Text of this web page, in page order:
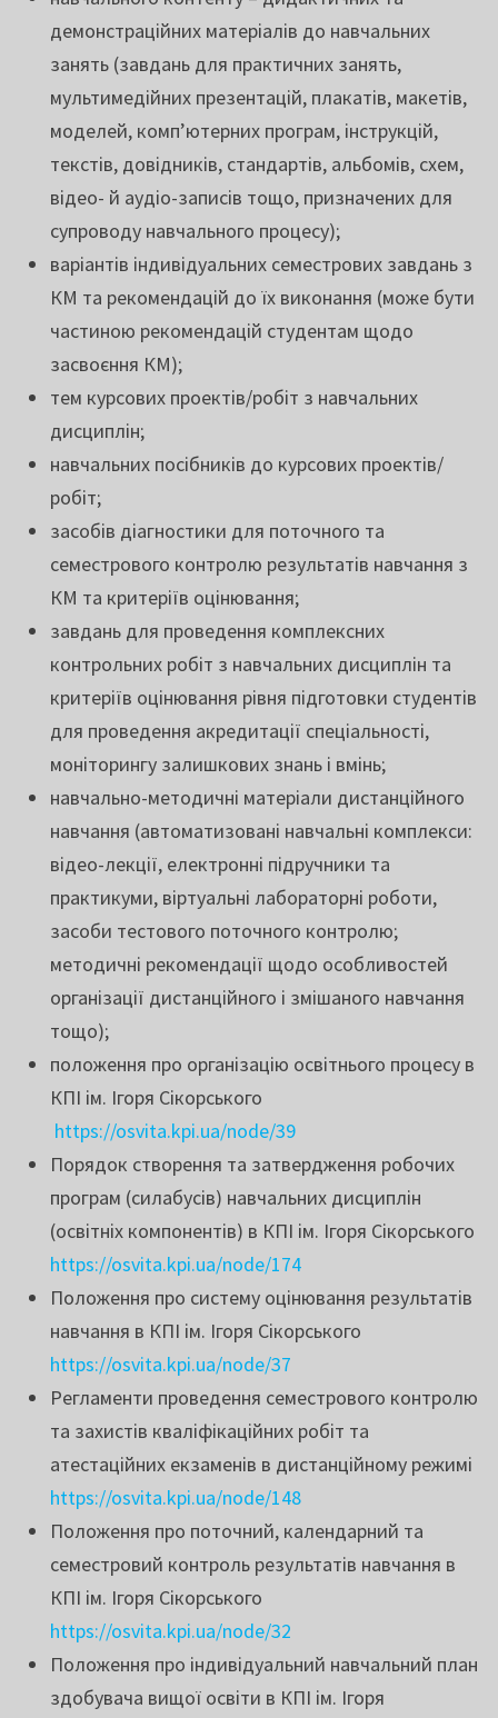
демонстраційних матеріалів до навчальних
занять (завдань для практичних занять,
мультимедійних презентацій, плакатів, макетів,
моделей, комп’ютерних програм, інструкцій,
текстів, довідників, стандартів, альбомів, схем,
відео- й аудіо-записів тощо, призначених для
супроводу навчального процесу);
варіантів індивідуальних семестрових завдань з
КМ та рекомендацій до їх виконання (може бути
частиною рекомендацій студентам щодо
засвоєння КМ);
тем курсових проектів/робіт з навчальних
дисциплін;
навчальних посібників до курсових проектів/
робіт;
засобів діагностики для поточного та
семестрового контролю результатів навчання з
КМ та критеріїв оцінювання;
завдань для проведення комплексних
контрольних робіт з навчальних дисциплін та
критеріїв оцінювання рівня підготовки студентів
для проведення акредитації спеціальності,
моніторингу залишкових знань і вмінь;
навчально-методичні матеріали дистанційного
навчання (автоматизовані навчальні комплекси:
відео-лекції, електронні підручники та
практикуми, віртуальні лабораторні роботи,
засоби тестового поточного контролю;
методичні рекомендації щодо особливостей
організації дистанційного і змішаного навчання
тощо);
положення про організацію освітнього процесу в
КПІ ім. Ігоря Сікорського
https://osvita.kpi.ua/node/39
Порядок створення та затвердження робочих
програм (силабусів) навчальних дисциплін
(освітніх компонентів) в КПІ ім. Ігоря Сікорського
https://osvita.kpi.ua/node/174
Положення про систему оцінювання результатів
навчання в КПІ ім. Ігоря Сікорського
https://osvita.kpi.ua/node/37
Регламенти проведення семестрового контролю
та захистів кваліфікаційних робіт та
атестаційних екзаменів в дистанційному режимі
https://osvita.kpi.ua/node/148
Положення про поточний, календарний та
семестровий контроль результатів навчання в
КПІ ім. Ігоря Сікорського
https://osvita.kpi.ua/node/32
Положення про індивідуальний навчальний план
здобувача вищої освіти в КПІ ім. Ігоря